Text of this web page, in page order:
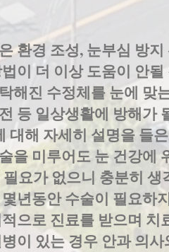
환경 조성, 눈부심 방
이 더 이상 도움이 안
해진 수정체를 눈에 맞
등 일상생활에 방해가
해 자세히 설명을 들
을 미루어도 눈 건강에
요가 없으니 충분히 생
년동안 수술이 필요하
으로 진료를 받으며 치
이 있는 경우 안과 의